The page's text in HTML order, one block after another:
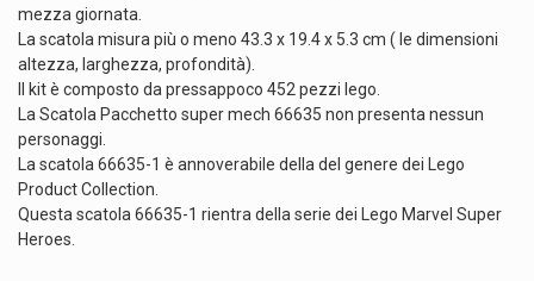
mezza giornata.
La scatola misura più o meno 43.3 x 19.4 x 5.3 cm ( le dimensioni
altezza, larghezza, profondità).
Il kit è composto da pressappoco 452 pezzi lego.
La Scatola Pacchetto super mech 66635 non presenta nessun
personaggi.
La scatola 66635-1 è annoverabile della del genere dei Lego
Product Collection.
Questa scatola 66635-1 rientra della serie dei Lego Marvel Super
Heroes.